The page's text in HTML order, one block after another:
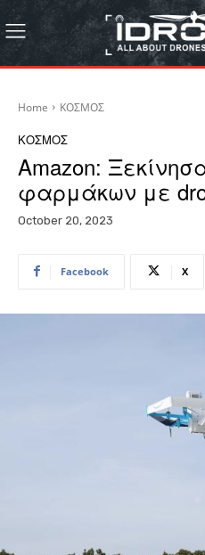
Home ΚΟΣΜΟΣ
ΚΟΣΜΟΣ
Amazon:
φαρμάκων με
October 20, 2023
Facebook X